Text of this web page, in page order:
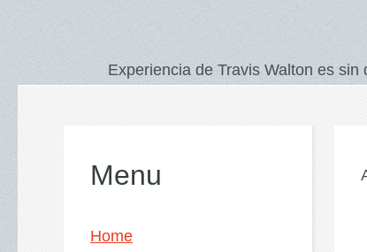
Experiencia de Travis Walton es
Menu
Home